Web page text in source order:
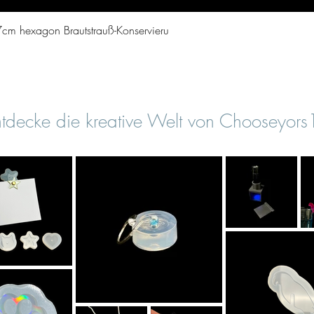
Aperçu rapide
hexagon Brautstrauß-Konservieru
die kreative Welt von